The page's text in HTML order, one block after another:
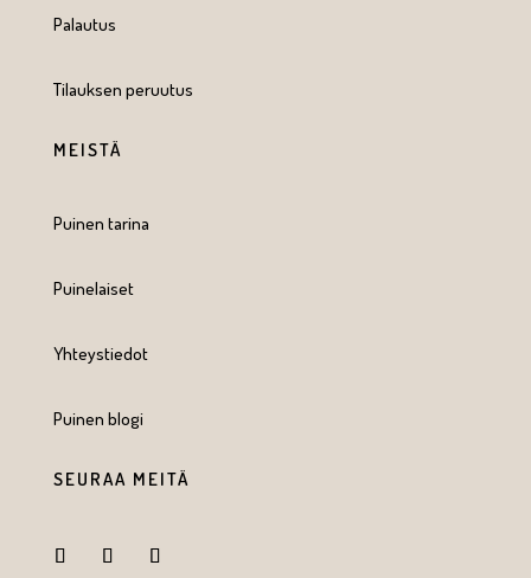
Palautus
Tilauksen peruutus
MEISTÄ
Puinen tarina
Puinelaiset
Yhteystiedot
Puinen blogi
SEURAA MEITÄ